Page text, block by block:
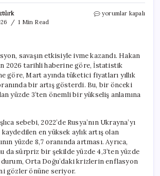
1 Min Read
İngiltere’de
için
yorumlar kapalı
savaşın etkisiyle ivme kazandı. Hakan
2026 tarihli haberine göre, İstatistik
göre, Mart ayında tüketici fiyatları yıllık
bir artış gösterdi. Bu, bir önceki
yüzde 3’ten önemli bir yükseliş anlamına
sebebi, 2022’de Rusya’nın Ukrayna’yı
en yüksek aylık artış olan
yüzde 8,7 oranında artması. Ayrıca,
da sürpriz bir şekilde yüzde 4,3’ten yüzde
durum, Orta Doğu’daki krizlerin enflasyon
gözler önüne seriyor.